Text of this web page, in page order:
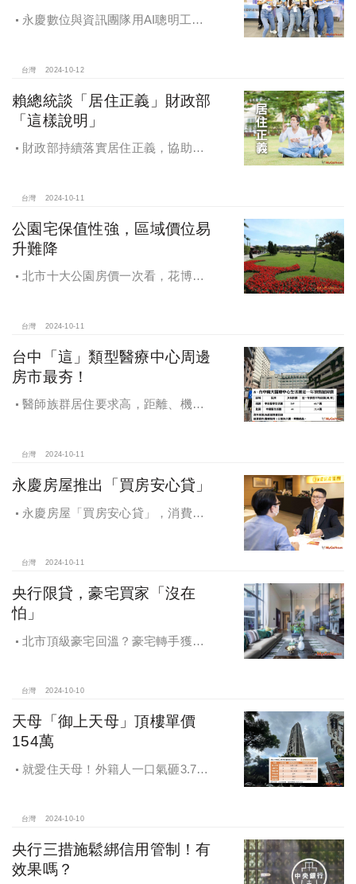
永慶數位與資訊團隊用AI聰明工
灣房產科技發展
台灣 2024-10-12
賴總統談「居住正義」財政部
「這樣說明」
財政部持續落實居住正義，協助經
台灣 2024-10-11
公園宅保值性強，區域價位易
升難降
北市十大公園房價一次看，花博年
台灣 2024-10-11
台中「這」類型醫療中心周邊
房市最夯！
醫師族群居住要求高，距離、機能
台灣 2024-10-11
永慶房屋推出「買房安心貸」
永慶房屋「買房安心貸」，消費者
產交易安全
台灣 2024-10-11
央行限貸，豪宅買家「沒在
怕」
北市頂級豪宅回溫？豪宅轉手獲利
台灣 2024-10-10
天母「御上天母」頂樓單價
154萬
就愛住天母！外籍人一口氣砸3.78
台灣 2024-10-10
央行三措施鬆綁信用管制！有
效果嗎？